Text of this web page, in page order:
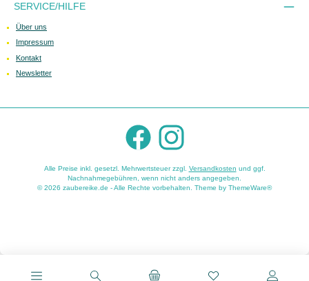
SERVICE/HILFE
Über uns
Impressum
Kontakt
Newsletter
Facebook Instagram
Alle Preise inkl. gesetzl. Mehrwertsteuer zzgl. Versandkosten und ggf.
Nachnahmegebühren, wenn nicht anders angegeben.
© 2026 zaubereike.de - Alle Rechte vorbehalten. Theme by ThemeWare®